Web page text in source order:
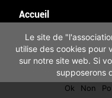
Accueil
Les actualités
Mentions légales
Infos pratiques
Politique de
Le site de
utilise des cookies pour
sur notre site web. Si
supposerons
Ok Non